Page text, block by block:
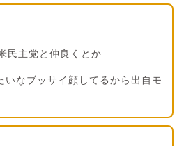
民主党と仲良くとか
いなブッサイ顔してるから出自モ